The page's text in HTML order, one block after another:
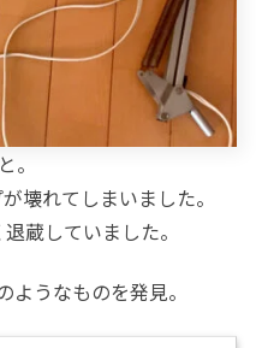
。
壊れてしまいました。
蔵していました。
うなものを発見。